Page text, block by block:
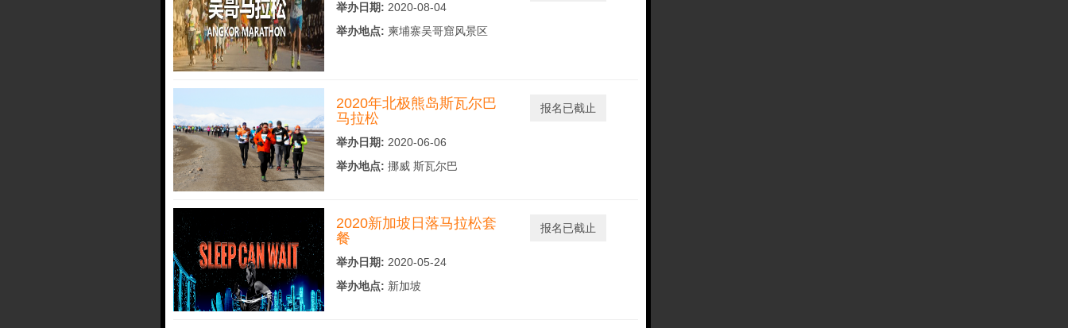
举办日期: 2020-08-04
举办地点: 柬埔寨吴哥窟风景区
2020年北极熊岛斯瓦尔巴
马拉松
举办日期: 2020-06-06
举办地点: 挪威 斯瓦尔巴
报名已截止
2020新加坡日落马拉松套
餐
举办日期: 2020-05-24
举办地点: 新加坡
报名已截止